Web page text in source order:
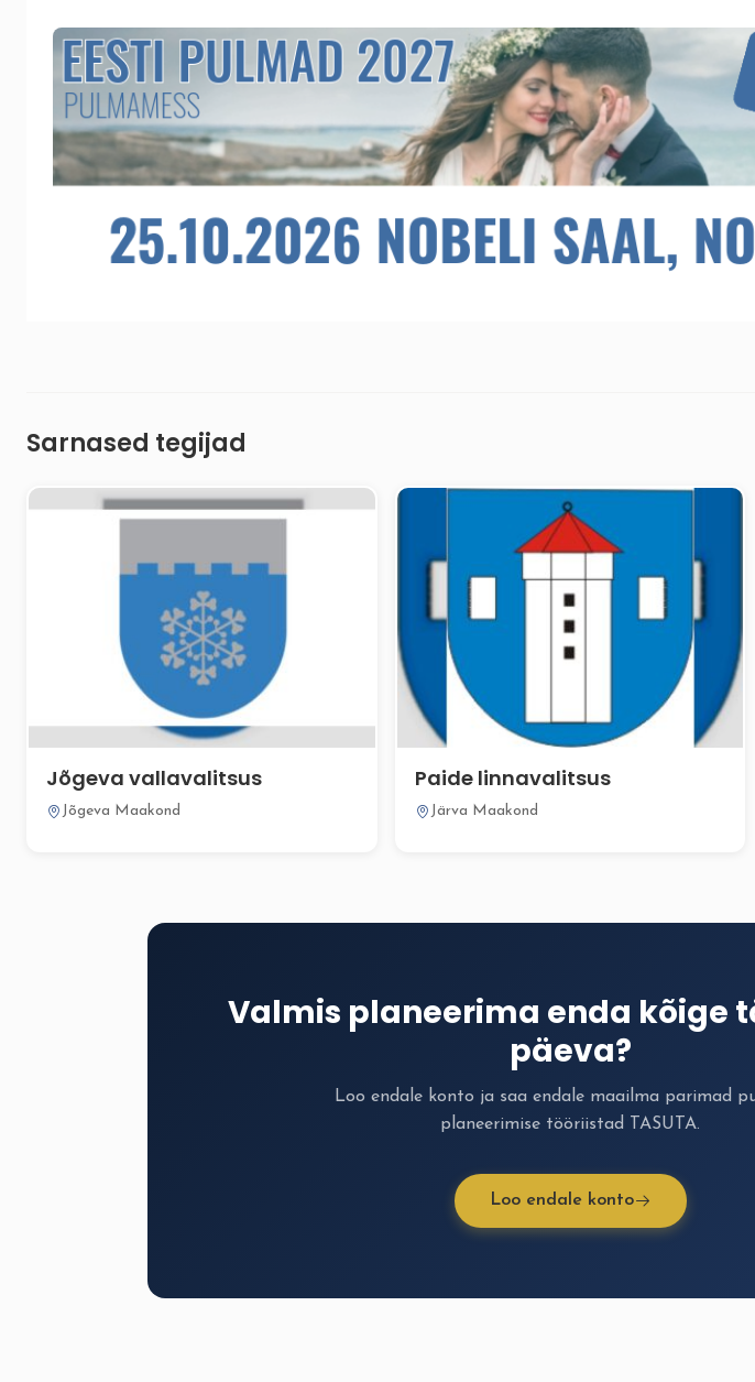
Sarnased tegijad
Jõgeva vallavalitsus
Jõgeva Maakond
Paide linnavalitsus
Järva Maakond
Valmis planeerima enda kõige
päeva?
Loo endale konto ja saa endale maailma parimad
planeerimise tööriistad TASUTA.
Loo endale konto